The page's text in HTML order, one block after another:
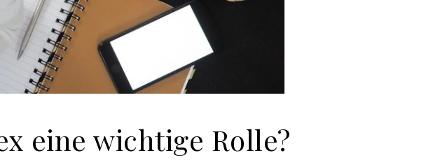
eine wichtige Rolle?